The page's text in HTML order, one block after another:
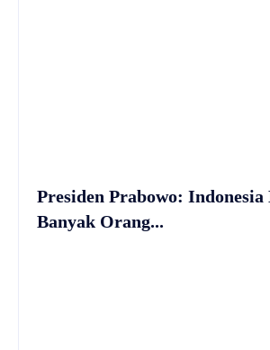
Presiden Prabowo:
Banyak Orang...